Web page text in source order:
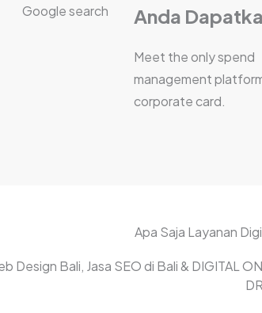
Anda
Meet the only spend
management
corporate card.
Apa Saja Layanan
Design Bali, Jasa SEO di Bali & DIGITAL